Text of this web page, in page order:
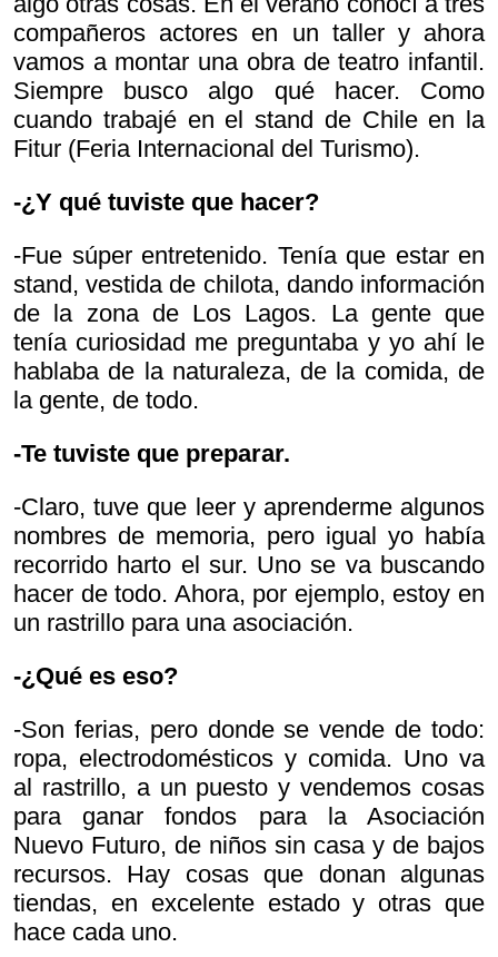
compañeros actores en un taller y ahora
vamos a montar una obra de teatro infantil.
Siempre busco algo qué hacer. Como
cuando trabajé en el stand de Chile en la
Fitur (Feria Internacional del Turismo).
-¿Y qué tuviste que hacer?
-Fue súper entretenido. Tenía que estar en
stand, vestida de chilota, dando información
de la zona de Los Lagos. La gente que
tenía curiosidad me preguntaba y yo ahí le
hablaba de la naturaleza, de la comida, de
la gente, de todo.
-Te tuviste que preparar.
-Claro, tuve que leer y aprenderme algunos
nombres de memoria, pero igual yo había
recorrido harto el sur. Uno se va buscando
hacer de todo. Ahora, por ejemplo, estoy en
un rastrillo para una asociación.
-¿Qué es eso?
-Son ferias, pero donde se vende de todo:
ropa, electrodomésticos y comida. Uno va
al rastrillo, a un puesto y vendemos cosas
para ganar fondos para la Asociación
Nuevo Futuro, de niños sin casa y de bajos
recursos. Hay cosas que donan algunas
tiendas, en excelente estado y otras que
hace cada uno.